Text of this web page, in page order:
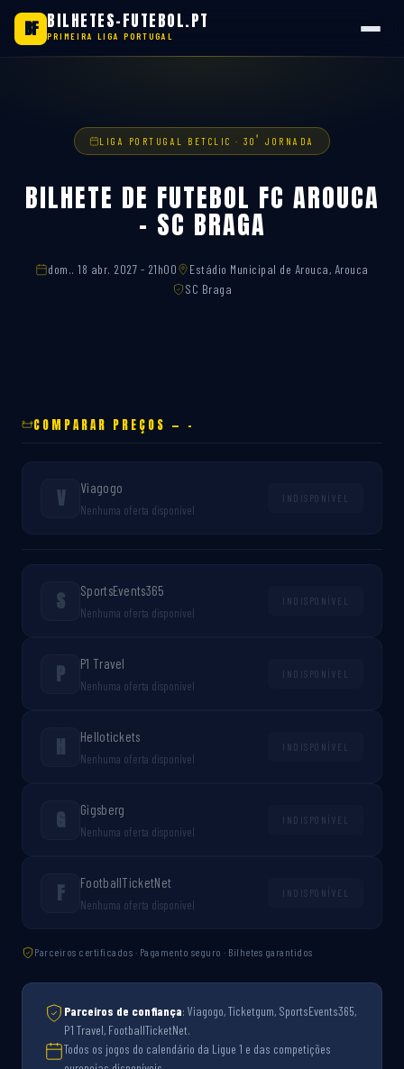
BF BILHETES-FUTEBOL.PT
PRIMEIRA LIGA PORTUGAL
LIGA PORTUGAL BETCLIC · 30 ª JORNADA
BILHETE DE FUTEBOL FC AROUCA
– SC BRAGA
dom.. 18 abr. 2027 - 21h00
Estádio Municipal de Arouca, Arouca
SC Braga
COMPARAR PREÇOS — -
V Viagogo
Nenhuma oferta disponível
INDISPONÍVEL
S SportsEvents365
Nenhuma oferta disponível
INDISPONÍVEL
P P1 Travel
Nenhuma oferta disponível
INDISPONÍVEL
H Hellotickets
Nenhuma oferta disponível
INDISPONÍVEL
G Gigsberg
Nenhuma oferta disponível
INDISPONÍVEL
F FootballTicketNet
Nenhuma oferta disponível
INDISPONÍVEL
Parceiros certificados · Pagamento seguro · Bilhetes garantidos
Parceiros de confiança: Viagogo, Ticketgum, SportsEvents365,
P1 Travel, FootballTicketNet.
Todos os jogos do calendário da Ligue 1 e das competições